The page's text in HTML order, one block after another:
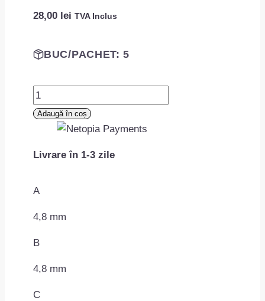
28,00 lei TVA Inclus
BUC/PACHET: 5
Cantitate
Diblu
fixare
MAC0708ROMC60563
Adaugă în coș
Livrare în 1-3 zile
A
4,8 mm
B
4,8 mm
C